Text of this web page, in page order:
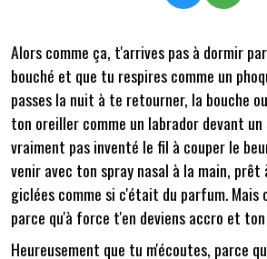
Alors comme ça, t'arrives pas à dormir
bouché et que tu respires comme un
passes la nuit à te retourner, la bouche
ton oreiller comme un labrador devant
vraiment pas inventé le fil à couper le
venir avec ton spray nasal à la main,
giclées comme si c'était du parfum. Mais
parce qu'à force t'en deviens accro et ton
Heureusement que tu m'écoutes, parce